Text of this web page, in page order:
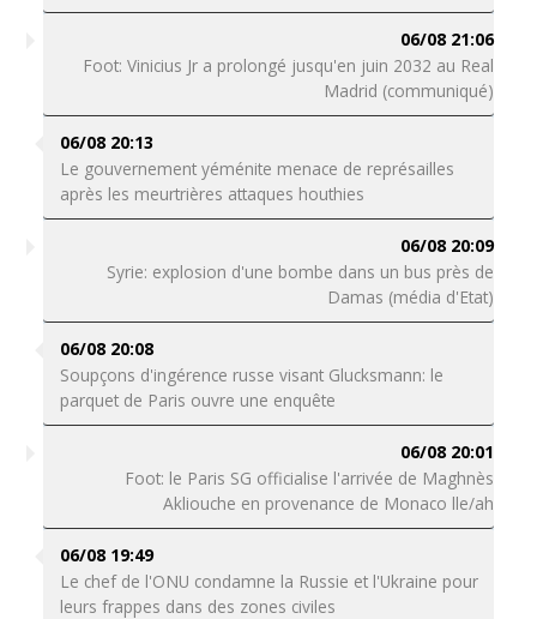
06/08 21:06
Foot: Vinicius Jr a prolongé jusqu'en juin 2032 au Real
Madrid (communiqué)
06/08 20:13
Le gouvernement yéménite menace de représailles
après les meurtrières attaques houthies
06/08 20:09
Syrie: explosion d'une bombe dans un bus près de
Damas (média d'Etat)
06/08 20:08
Soupçons d'ingérence russe visant Glucksmann: le
parquet de Paris ouvre une enquête
06/08 20:01
Foot: le Paris SG officialise l'arrivée de Maghnès
Akliouche en provenance de Monaco lle/ah
06/08 19:49
Le chef de l'ONU condamne la Russie et l'Ukraine pour
leurs frappes dans des zones civiles